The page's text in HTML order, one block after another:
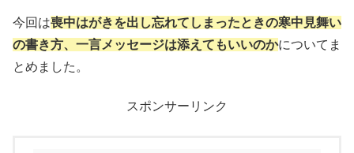
今回は喪中はがきを出し忘れてしまったときの寒中見舞い
の書き方、一言メッセージは添えてもいいのかについてま
とめました。
スポンサーリンク